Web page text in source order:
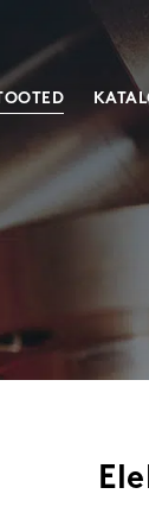
Sidurid võllidele
Hammasrattad
Hammaslatid